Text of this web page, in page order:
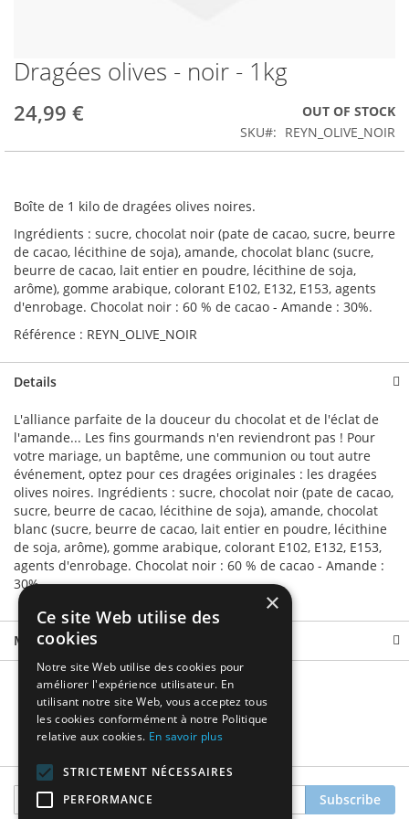
Skip
to
the
beginning
Dragées olives - noir - 1kg
24,99 €
OUT OF STOCK
SKU
REYN_OLIVE_NOIR
Boîte de 1 kilo de dragées olives noires.
Ingrédients : sucre, chocolat noir (pate de cacao, sucre, beurre
de cacao, lécithine de soja), amande, chocolat blanc (sucre,
beurre de cacao, lait entier en poudre, lécithine de soja,
arôme), gomme arabique, colorant E102, E132, E153, agents
d'enrobage. Chocolat noir : 60 % de cacao - Amande : 30%.
Référence : REYN_OLIVE_NOIR
Details
L'alliance parfaite de la douceur du chocolat et de l'éclat de
l'amande... Les fins gourmands n'en reviendront pas ! Pour
votre mariage, un baptême, une communion ou tout autre
événement, optez pour ces dragées originales : les dragées
olives noires. Ingrédients : sucre, chocolat noir (pate de cacao,
sucre, beurre de cacao, lécithine de soja), amande, chocolat
blanc (sucre, beurre de cacao, lait entier en poudre, lécithine
de soja, arôme), gomme arabique, colorant E102, E132, E153,
agents d'enrobage. Chocolat noir : 60 % de cacao - Amande :
30%.
More Information
Sign
Up
Subscribe
×
Ce site Web utilise des
cookies
Notre site Web utilise des cookies pour
améliorer l'expérience utilisateur. En
utilisant notre site Web, vous acceptez tous
les cookies conformément à notre Politique
relative aux cookies. En savoir plus
STRICTEMENT NÉCESSAIRES
PERFORMANCE